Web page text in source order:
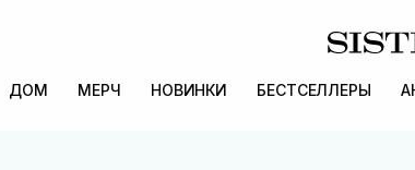
ДОМ МЕРЧ НОВИНКИ БЕСТСЕЛЛЕРЫ